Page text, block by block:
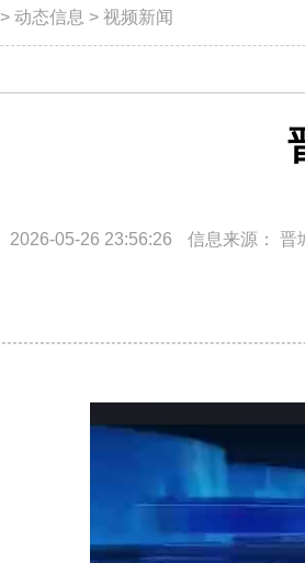
> 动态信息 > 视频新闻
2026-05-26 23:56:26 信息来源： 晋